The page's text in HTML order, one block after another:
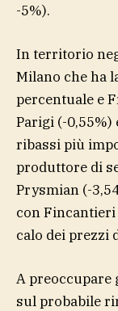
-5%).
In territorio
Milano che ha
percentuale e
Parigi (-0,55%)
ribassi più
produttore di
Prysmian (-
con Fincantieri
calo dei prezzi
A
sul probabile